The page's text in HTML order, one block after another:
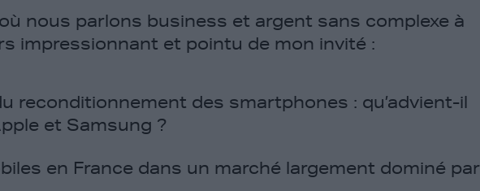
nous parlons business et argent sans complexe à
impressionnant et pointu de mon invité :
reconditionnement des smartphones : qu’advient-il
et Samsung ?
en France dans un marché largement dominé par